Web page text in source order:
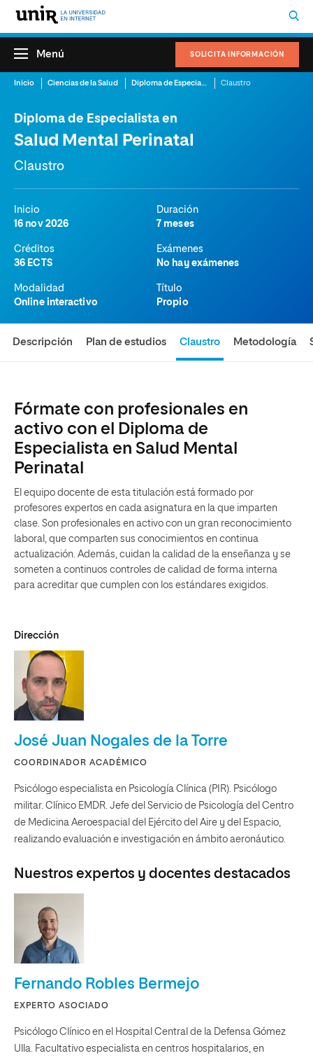
SOLICITA INFORMACIÓN
Menú
Inicio Ciencias de la Salud Diploma de Especialista en Salud Mental Perinatal Claustro
Diploma de Especialista en
Salud Mental Perinatal
Claustro
Inicio
16 nov 2026
Duración
7 meses
Créditos
36 ECTS
Exámenes
No hay exámenes
Modalidad
Online interactivo
Título
Propio
Descripción Plan de estudios Claustro Metodología
Fórmate con profesionales en
activo con el Diploma de
Especialista en Salud Mental
Perinatal
El equipo docente de esta titulación está formado por
profesores expertos en cada asignatura en la que imparten
clase. Son profesionales en activo con un gran reconocimiento
laboral, que comparten sus conocimientos en continua
actualización. Además, cuidan la calidad de la enseñanza y se
someten a continuos controles de calidad de forma interna
para acreditar que cumplen con los estándares exigidos.
Dirección
José Juan Nogales de la Torre
COORDINADOR ACADÉMICO
Psicólogo especialista en Psicología Clínica (PIR). Psicólogo
militar. Clínico EMDR. Jefe del Servicio de Psicología del Centro
de Medicina Aeroespacial del Ejército del Aire y del Espacio,
realizando evaluación e investigación en ámbito aeronáutico.
Nuestros expertos y docentes destacados
Fernando Robles Bermejo
EXPERTO ASOCIADO
Psicólogo Clínico en el Hospital Central de la Defensa Gómez
Ulla. Facultativo especialista en centros hospitalarios, en